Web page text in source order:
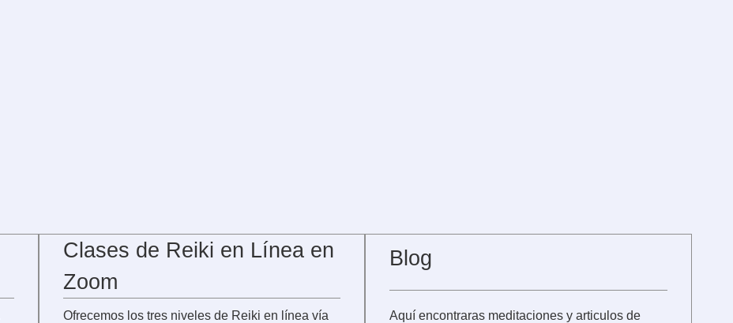
Clases de Reiki en Línea en
Zoom
Ofrecemos los tres niveles de Reiki en línea vía
Blog
Aquí encontraras meditaciones y articulos de